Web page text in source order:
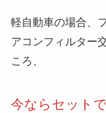
軽自動車の場合、
アコンフィルター
ころ、
今ならセット